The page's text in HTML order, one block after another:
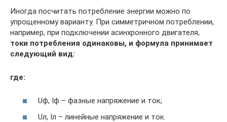
Иногда посчитать потребление энергии можно по
упрощенному варианту. При симметричном потреблении,
например, при подключении асинхронного двигателя,
токи потребления одинаковы, и формула принимает
следующий вид:
где:
Uф, Iф – фазные напряжение и ток;
Uл, Iл – линейные напряжение и ток.